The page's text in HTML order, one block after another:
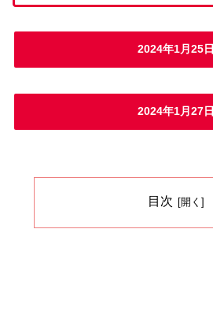
2024年1月25日
2024年1月27日
目次